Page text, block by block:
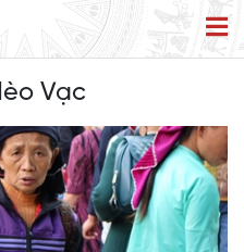
Vạc